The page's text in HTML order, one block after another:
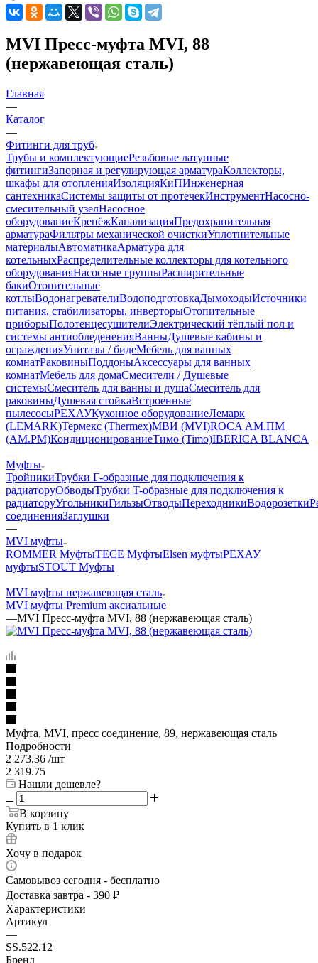
MVI Пресс-муфта MVI, 88
(нержавеющая сталь)
Главная
—
Каталог
—
Фитинги для труб
Трубы и комплектующиеРезьбовые латунные
фитингиЗапорная и регулирующая арматураКоллекторы,
шкафы для отопленияИзоляцияКиПИнженерная
сантехникаСистемы защиты от протечекИнструментНасосно-
смесительный узелНасосное
оборудованиеКрепёжКанализацияПредохранительная
арматураФильтры механической очисткиУплотнительные
материалыАвтоматикаАрматура для
котельныхРаспределительные коллекторы для котельного
оборудованияНасосные группыРасширительные
бакиОтопительные
котлыВодонагревателиВодоподготовкаДымоходыИсточники
питания, стабилизаторы, инверторыОтопительные
приборыПолотенцесушителиЭлектрический тёплый пол и
системы антиобледененияВанныДушевые кабины и
огражденияУнитазы / бидеМебель для ванных
комнатРаковиныПоддоныАксессуары для ванных
комнатМебель для домаСмесители / Душевые
системыСмеситель для ванны и душаСмеситель для
раковиныДушевая стойкаВстроенные
пылесосыРЕХАУКухонное оборудованиеЛемарк
(LEMARK)Термекс (Thermex)МВИ (MVI)ROCA АМ.ПМ
(AM.PM)КондиционированиеТимо (Timo)IBERICA BLANCA
—
Муфты
ТройникиТрубки Г-образные для подключения к
радиаторуОбводыТрубки T-образные для подключения к
радиаторуУгольникиГильзыОтводыПереходникиВодорозетки
соединенияЗаглушки
—
MVI муфты
ROMMER МуфтыTECE МуфтыElsen муфтыРЕХАУ
муфтыSTOUT Муфты
—
MVI муфты нержавеющая сталь
MVI муфты Premium аксиальные
—MVI Пресс-муфта MVI, 88 (нержавеющая сталь)
Муфта, MVI, пресс соединение, 89, нержавеющая сталь
Подробности
2 273.36 /шт
2 319.75
Нашли дешевле?
В корзину
Купить в 1 клик
Хочу в подарок
Самовывоз сегодня - бесплатно
Доставка завтра - 390 ₽
Характеристики
Артикул
—
SS.522.12
Бренд